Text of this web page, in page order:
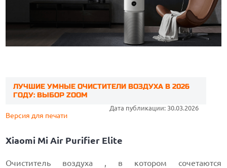
ЛУЧШИЕ УМНЫЕ ОЧИСТИТЕЛИ ВОЗДУХА В 2026
ГОДУ: ВЫБОР ZOOM
Дата публикации: 30.03.2026
Версия для печати
Xiaomi Mi Air Purifier Elite
Очиститель воздуха , в котором сочетаются